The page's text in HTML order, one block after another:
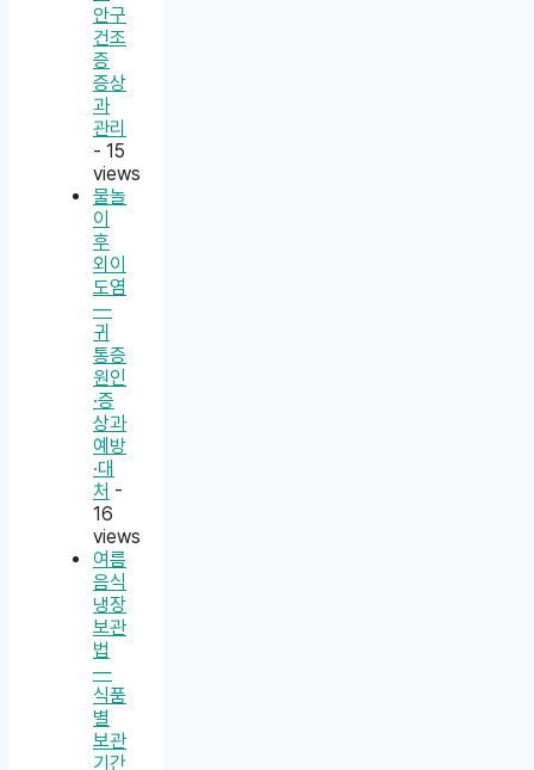
안구
건조
증
증상
과
관리
- 15
views
물놀
이
후
외이
도염
—
귀
통증
원인
·증
상과
예방
·대
처 -
16
views
여름
음식
냉장
보관
법
—
식품
별
보관
기간